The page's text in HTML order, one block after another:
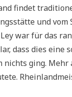
findet
und
war für das
dass dies eine
ging. Mehr